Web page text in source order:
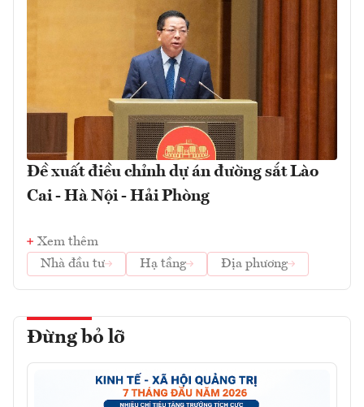
Đề xuất điều chỉnh dự án đường sắt Lào
Cai - Hà Nội - Hải Phòng
Xem thêm
Nhà đầu tư
Hạ tầng Địa phương
Đừng bỏ lỡ